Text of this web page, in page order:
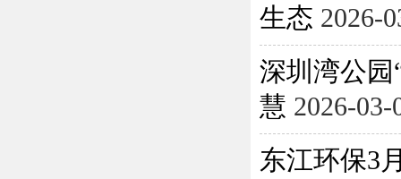
生态 2026-
深圳湾公
慧 2026-03-
东江环保3